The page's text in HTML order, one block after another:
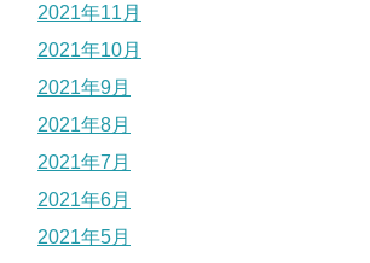
2021年11月
2021年10月
2021年9月
2021年8月
2021年7月
2021年6月
2021年5月